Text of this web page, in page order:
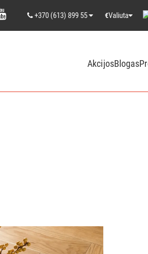
+370 (613) 899 55 €Valiuta
AkcijosBlogas